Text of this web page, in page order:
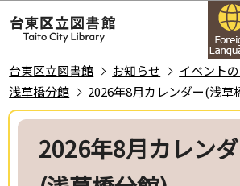
ー
ジ
の
このページの本文へ移
台東区立図書館 お知らせ
イベント
浅草橋分館
2026年8月カレンダー(浅草
本
2026年8月カレン